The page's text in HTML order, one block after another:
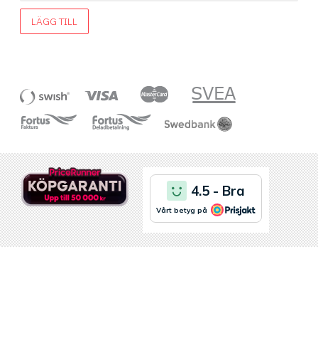
LÄGG TILL